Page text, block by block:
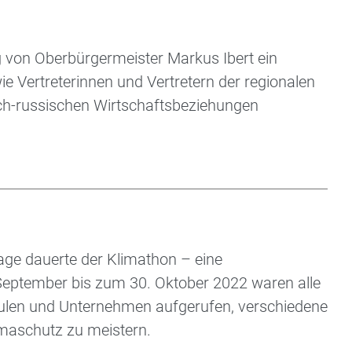
Oberbürgermeister Markus Ibert ein
Vertreterinnen und Vertretern der regionalen
russischen Wirtschaftsbeziehungen
dauerte der Klimathon – eine
bis zum 30. Oktober 2022 waren alle
und Unternehmen aufgerufen, verschiedene
zu meistern.